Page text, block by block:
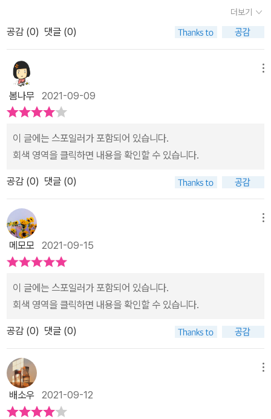
에 널려 있다. 아이가 있는 집이라면 흔하게 보이는 풍경이기에 편안
해 보였다.비가 온 뒤 무지개를 책으로만 봤던 아이는 무지개를 만나
개를 놓친 곳에서 한 아이를 만나게 되고 둘은 동갑내기 친구가 된다.
둘의 소꿉놀이는 시작되면서 현실과 환상의 세계가 함께 만나게 된
다. 어릴 적 소꿉놀이를 하면서 역할놀이를 참 많이 했었는데, 잠시 어
린 시절 추억 속으로 빠져들기도 했다. 김동성 작가님의 따스한 그림
름다운 어린 시절의 이야기가 완성되었다. 아련하기도 하고 성정하는
그 과정 같기도 하고, 뭔가 환상 같기도 한 이야기에 여운이 많이 남는
다.
처럼 꿈을 꾼 것일까?온전한 기억은 아니더라도 꿈이 아닐거라 믿고
싶다.어릴적 생각을 많이 하게 된 그림책,아이들의 이야기를 다시 한
번 생각해보게 하는 그림책이었다.
더보기
공감 (0) 댓글 (0)
봄나무 2021-09-09
이 글에는 스포일러가 포함되어 있습니다.
회색 영역을 클릭하면 내용을 확인할 수 있습니다.
공감 (0) 댓글 (0)
메모모 2021-09-15
이 글에는 스포일러가 포함되어 있습니다.
회색 영역을 클릭하면 내용을 확인할 수 있습니다.
공감 (0) 댓글 (0)
배소우 2021-09-12